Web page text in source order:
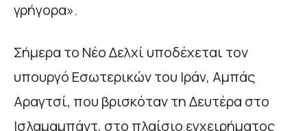
γρήγορα».
Σήμερα το Νέο Δελχί υποδέχεται τον
υπουργό Εσωτερικών του Ιράν, Αμπάς
Αραγτσί, που βρισκόταν τη Δευτέρα στο
Ισλαμαμπάντ, στο πλαίσιο εγχειρήματος